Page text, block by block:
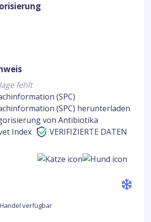
fehlt
(SPC)
(SPC) herunterladen
von Antibiotika
Index
VERIFIZIERTE DATEN
verfügbar